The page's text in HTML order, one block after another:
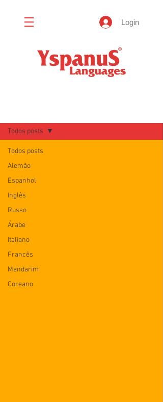
Login
Todos posts
Alemão
Espanhol
Inglês
Russo
Árabe
Italiano
Francês
Mandarim
Coreano
Todos posts